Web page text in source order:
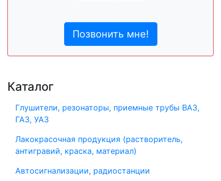
Позвонить мне!
Каталог
Глушители, резонаторы, приемные трубы ВАЗ,
ГАЗ, УАЗ
Лакокрасочная продукция (растворитель,
антигравий, краска, материал)
Автосигнализации, радиостанции